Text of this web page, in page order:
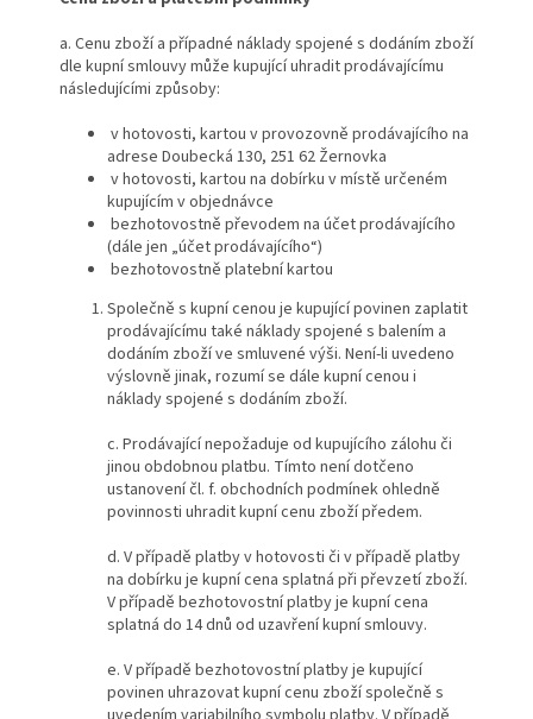
a. Cenu zboží a případné náklady spojené s dodáním zboží
dle kupní smlouvy může kupující uhradit prodávajícímu
následujícími způsoby:
v hotovosti, kartou v provozovně prodávajícího na
adrese Doubecká 130, 251 62 Žernovka
v hotovosti, kartou na dobírku v místě určeném
kupujícím v objednávce
bezhotovostně převodem na účet prodávajícího
(dále jen „účet prodávajícího“)
bezhotovostně platební kartou
Společně s kupní cenou je kupující povinen zaplatit
prodávajícímu také náklady spojené s balením a
dodáním zboží ve smluvené výši. Není-li uvedeno
výslovně jinak, rozumí se dále kupní cenou i
náklady spojené s dodáním zboží.
c. Prodávající nepožaduje od kupujícího zálohu či
jinou obdobnou platbu. Tímto není dotčeno
ustanovení čl. f. obchodních podmínek ohledně
povinnosti uhradit kupní cenu zboží předem.
d. V případě platby v hotovosti či v případě platby
na dobírku je kupní cena splatná při převzetí zboží.
V případě bezhotovostní platby je kupní cena
splatná do 14 dnů od uzavření kupní smlouvy.
e. V případě bezhotovostní platby je kupující
povinen uhrazovat kupní cenu zboží společně s